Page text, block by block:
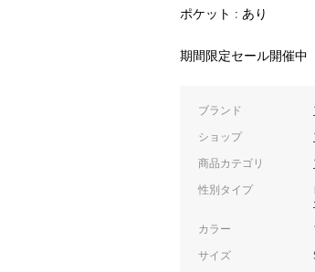
ポケット : あり
期間限定セール開催中
ブランド
ショップ
商品カテゴリ
性別タイプ
カラー
サイズ